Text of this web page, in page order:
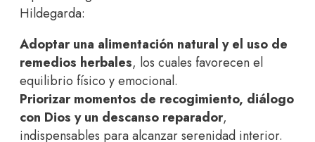
Hildegarda:
Adoptar una alimentación natural y el uso de
remedios herbales, los cuales favorecen el
equilibrio físico y emocional.
Priorizar momentos de recogimiento, diálogo
con Dios y un descanso reparador,
indispensables para alcanzar serenidad interior.